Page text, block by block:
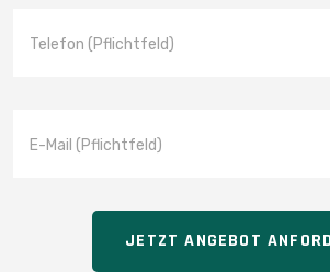
JETZT ANGEBOT